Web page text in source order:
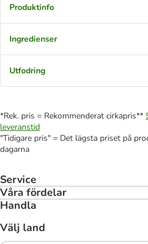
Produktinfo
Ingredienser
Utfodring
*Rek. pris = Rekommenderat cirkapris**
leveranstid
"Tidigare pris" = Det lägsta priset på
dagarna
Service
Våra fördelar
Handla
Välj land